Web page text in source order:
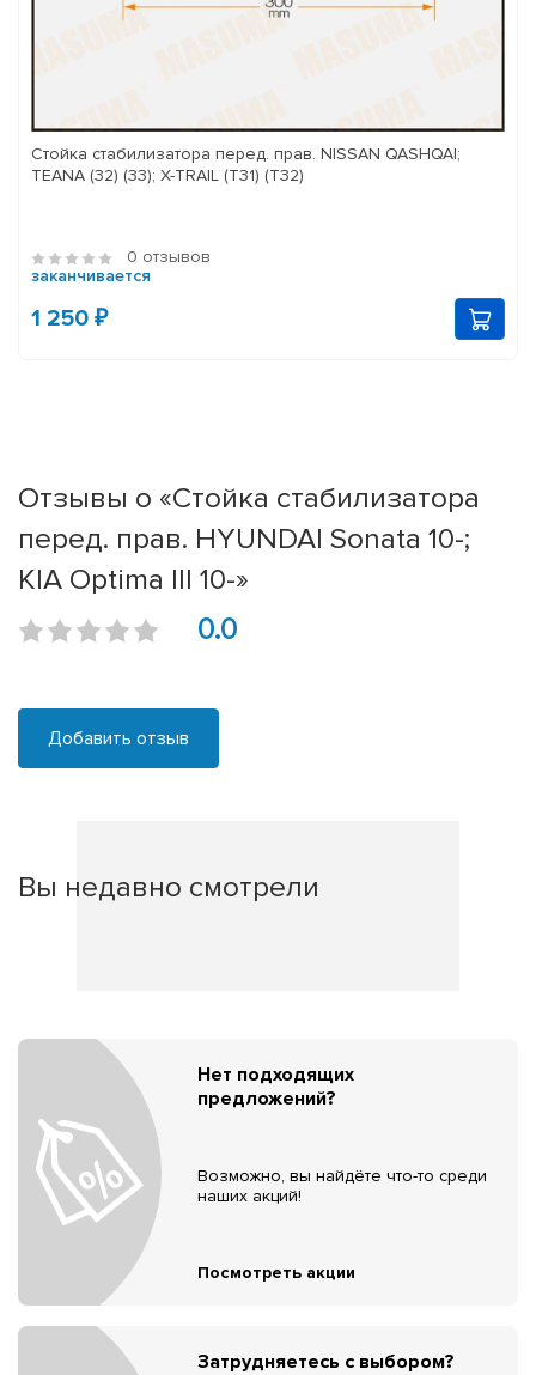
Стойка стабилизатора перед. прав. NISSAN QASHQAI;
TEANA (32) (33); X-TRAIL (T31) (T32)
0 отзывов
заканчивается
1 250 ₽
Отзывы о «Стойка стабилизатора
перед. прав. HYUNDAI Sonata 10-;
KIA Optima III 10-»
0.0
Добавить отзыв
Вы недавно смотрели
Нет подходящих
предложений?
Возможно, вы найдёте что-то среди
наших акций!
Посмотреть акции
Затрудняетесь с выбором?